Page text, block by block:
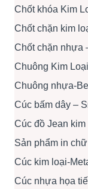
Chốt khóa Kim
Chốt chặn kim
Chốt chặn nhựa
Chuông Kim
Chuông nhựa-
Cúc bấm dây –
Cúc đồ Jean
Sản phẩm in
Cúc kim loại-
Cúc nhựa họa